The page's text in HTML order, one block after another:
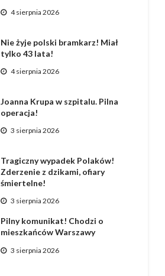
4 sierpnia 2026
Nie żyje polski bramkarz! Miał
tylko 43 lata!
4 sierpnia 2026
Joanna Krupa w szpitalu. Pilna
operacja!
3 sierpnia 2026
Tragiczny wypadek Polaków!
Zderzenie z dzikami, ofiary
śmiertelne!
3 sierpnia 2026
Pilny komunikat! Chodzi o
mieszkańców Warszawy
3 sierpnia 2026